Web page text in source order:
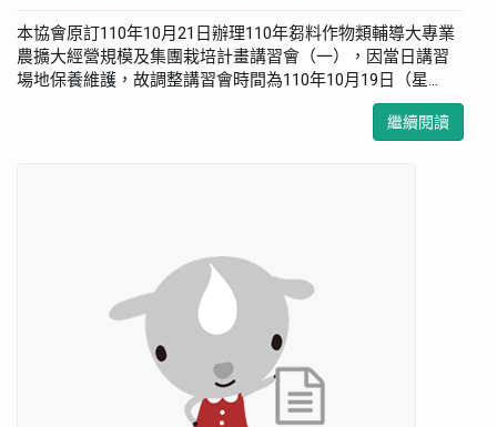
本協會原訂110年10月21日辦理110年芻料作物類輔導大專業
農擴大經營規模及集團栽培計畫講習會（一），因當日講習
場地保養維護，故調整講習會時間為110年10月19日（星...
繼續閱讀